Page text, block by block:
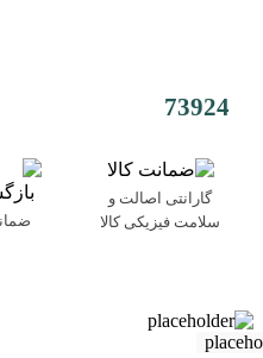
73924
گارانتی اصالت و
سلامت فیزیکی کالا